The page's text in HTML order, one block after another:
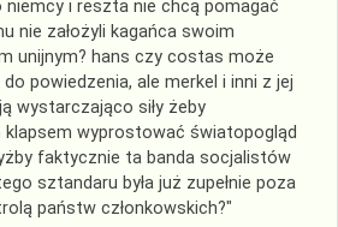
i reszta nie chcą pomagać
nie założyli kagańca swoim
unijnym? hans czy costas może
powiedzenia, ale merkel i inni z jej
wystarczająco siły żeby
wyprostować światopogląd
faktycznie ta banda socjalistów
sztandaru była już zupełnie poza
państw członkowskich?"